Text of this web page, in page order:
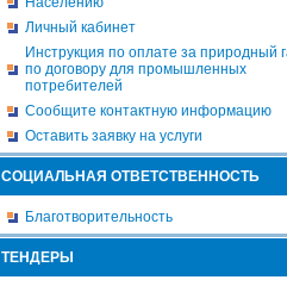
Личный кабинет
Инструкция по оплате за природный
по договору для промышленных
потребителей
Сообщите контактную информацию
Оставить заявку на услуги
СОЦИАЛЬНАЯ ОТВЕТСТВЕННОСТЬ
Благотворительность
ТЕНДЕРЫ